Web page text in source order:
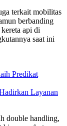
terkait mobilitas
berbanding
api di
saat ini
Predikat
Layanan
double handling,